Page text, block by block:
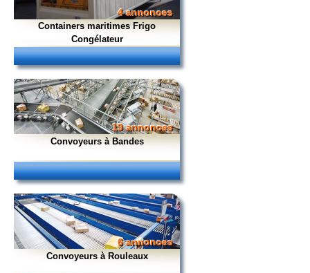
4 annonces
Containers maritimes Frigo
Congélateur
19 annonces
Convoyeurs à Bandes
6 annonces
Convoyeurs à Rouleaux